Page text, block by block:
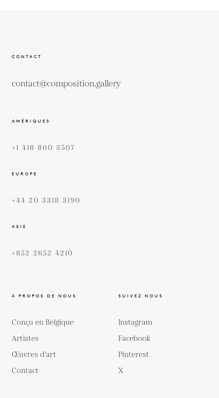
CONTACT
contact@composition.gallery
AMÉRIQUES
+1 418 800 3507
EUROPE
+44 20 3318 3190
ASIE
+852 2652 4210
A PROPOS DE NOUS
Conçu en Belgique
Artistes
Œuvres d'art
Contact
SUIVEZ NOUS
Instagram
Facebook
Pinterest
X